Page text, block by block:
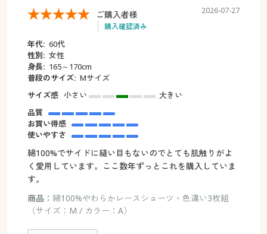
ご購入者様
購入確認済み
2026-07-27
年代: 60代
性別: 女性
身長: 165～170cm
普段のサイズ: Mサイズ
サイズ感 小さい
大きい
品質
お買い得感
使いやすさ
綿100%でサイドに縫い目もないのでとても肌触りがよ
く愛用しています。ここ数年ずっとこれを購入していま
す。
商品： 綿100%やわらかレースショーツ・色違い3枚組
（サイズ：M / カラー：A）